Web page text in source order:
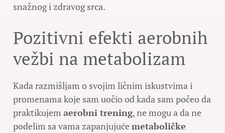
snažnog i zdravog srca.
Pozitivni efekti aerobnih
vežbi na metabolizam
Kada razmišljam o svojim ličnim iskustvima i
promenama koje sam uočio od kada sam počeo da
praktikujem aerobni trening, ne mogu a da ne
podelim sa vama zapanjujućemetaboličke